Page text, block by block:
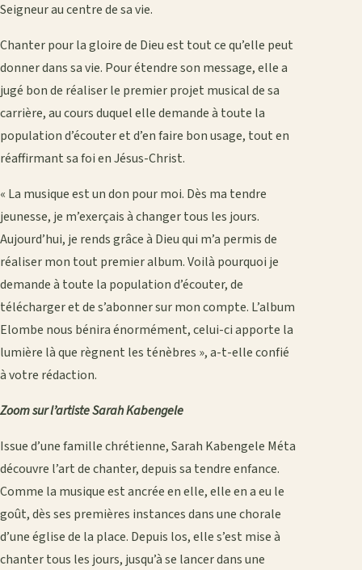
Seigneur au centre de sa vie.
Chanter pour la gloire de Dieu est tout ce qu’elle peut
donner dans sa vie. Pour étendre son message, elle a
jugé bon de réaliser le premier projet musical de sa
carrière, au cours duquel elle demande à toute la
population d’écouter et d’en faire bon usage, tout en
réaffirmant sa foi en Jésus-Christ.
« La musique est un don pour moi. Dès ma tendre
jeunesse, je m’exerçais à changer tous les jours.
Aujourd’hui, je rends grâce à Dieu qui m’a permis de
réaliser mon tout premier album. Voilà pourquoi je
demande à toute la population d’écouter, de
télécharger et de s’abonner sur mon compte. L’album
Elombe nous bénira énormément, celui-ci apporte la
lumière là que règnent les ténèbres », a-t-elle confié
à votre rédaction.
Zoom sur l’artiste Sarah Kabengele
Issue d’une famille chrétienne, Sarah Kabengele Méta
découvre l’art de chanter, depuis sa tendre enfance.
Comme la musique est ancrée en elle, elle en a eu le
goût, dès ses premières instances dans une chorale
d’une église de la place. Depuis los, elle s’est mise à
chanter tous les jours, jusqu’à se lancer dans une